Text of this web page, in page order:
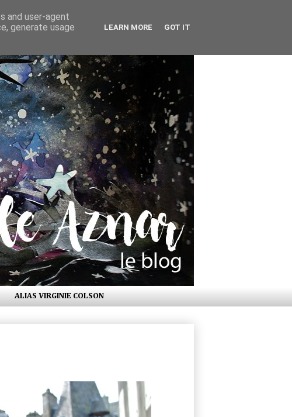
ALIAS VIRGINIE COLSON
and user-agent
generate usage
LEARN MORE GOT IT